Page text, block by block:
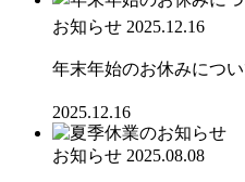
お知らせ 2025.12.16
年末年始のお休みにつ
2025.12.16
お知らせ 2025.08.08